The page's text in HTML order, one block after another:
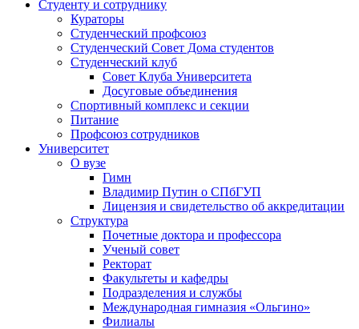
Студенту и сотруднику
Кураторы
Студенческий профсоюз
Студенческий Совет Дома студентов
Студенческий клуб
Совет Клуба Университета
Досуговые объединения
Спортивный комплекс и секции
Питание
Профсоюз сотрудников
Университет
О вузе
Гимн
Владимир Путин о СПбГУП
Лицензия и свидетельство об аккредитации
Структура
Почетные доктора и профессора
Ученый совет
Ректорат
Факультеты и кафедры
Подразделения и службы
Международная гимназия «Ольгино»
Филиалы